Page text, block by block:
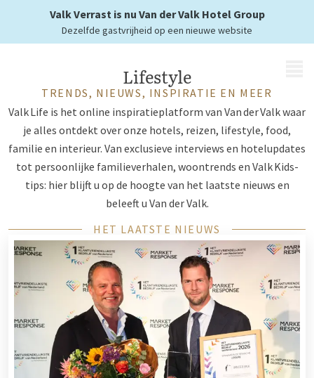
Valk Verrast is nu Van der Valk Hotel Group
Dezelfde gastvrijheid op een nieuwe website
over lifestyle bij Van der Valk
Lifestyle
TRENDS, NIEUWS, INSPIRATIE EN MEER
Valk Life is het online inspiratieplatform van Van der Valk waar
je alles ontdekt over onze hotels, reizen, lifestyle, food,
familie en interieur. Van exclusieve interviews en hotelupdates
tot persoonlijke familieverhalen, woontrends en Valk Kids-
tips: hier blijft u op de hoogte van het laatste nieuws en
beleeft u Van der Valk.
HET LAATSTE NIEUWS